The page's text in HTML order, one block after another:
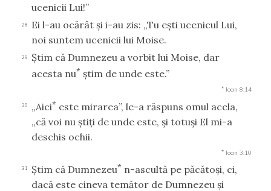
ucenicii Lui!”
28
Ei l-au ocărât şi i-au zis: „Tu eşti ucenicul Lui,
noi suntem ucenicii lui Moise.
29
Ştim că Dumnezeu a vorbit lui Moise, dar
acesta nu* ştim de unde este.”
* Ioan 8:14
30 „Aici* este mirarea”, le-a răspuns omul acela,
„că voi nu ştiţi de unde este, şi totuşi El mi-a
deschis ochii.
* Ioan 3:10
31 Ştim că Dumnezeu* n-ascultă pe păcătoşi, ci,
dacă este cineva temător de Dumnezeu şi